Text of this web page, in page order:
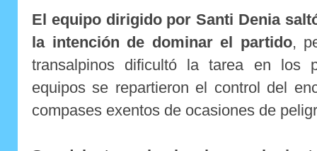
El equipo dirigido por Santi Denia
la intención de dominar el partido,
transalpinos dificultó la tarea en los
equipos se repartieron el control del
compases exentos de ocasiones de